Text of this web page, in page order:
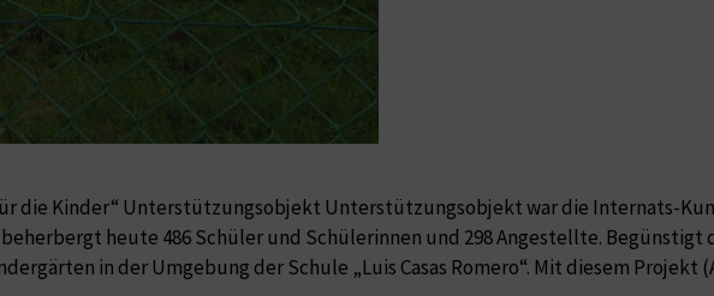
die Kinder“ Unterstützungsobjekt Unterstützungsobjekt war die Internats-
beherbergt heute 486 Schüler und Schülerinnen und 298 Angestellte. Begünstigt
in der Umgebung der Schule „Luis Casas Romero“. Mit diesem Projekt